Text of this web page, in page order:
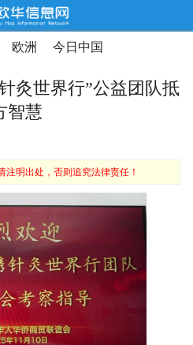
欧洲 今日中国
灸世界行”公益团队抵
智慧
明出处，否则追究法律责任！